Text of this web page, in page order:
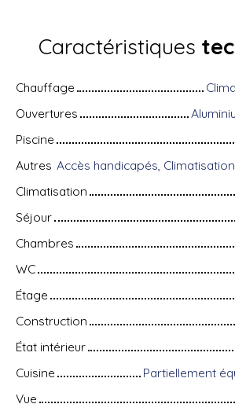
Caractéristiques
Chauffage
Ouvertures
Piscine
Autres
Climatisation
Séjour
Chambres
WC
Étage
Construction
État intérieur
Cuisine
Partiellement
Vue